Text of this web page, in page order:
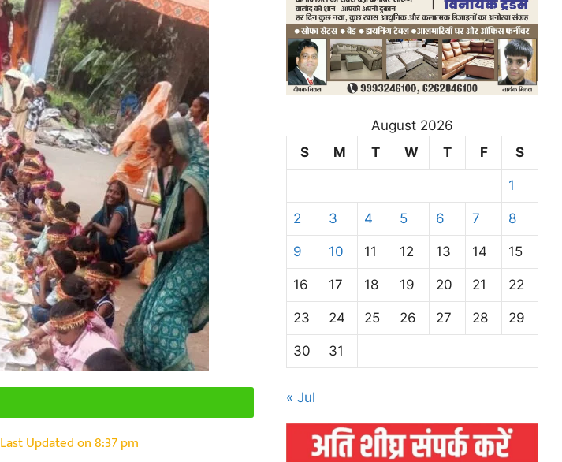
Last Updated on8:37 pm
August 2026
S
M T W T F S
1
2 3 4 5 6 7 8
9 10 11 12 13 14 15
16 17 18 19 20 21 22
23 24 25 26 27 28 29
30 31
« Jul